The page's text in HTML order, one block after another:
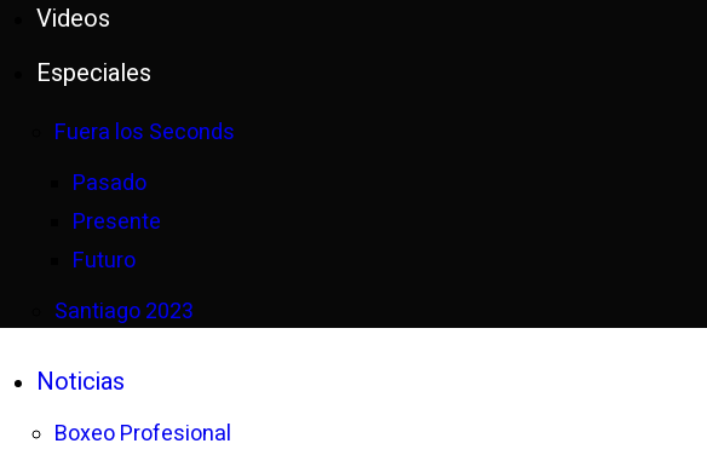
Videos
Especiales
Fuera los Seconds
Pasado
Presente
Futuro
Santiago 2023
Noticias
Boxeo Profesional